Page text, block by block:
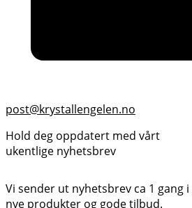
post@krystallengelen.no
Hold deg oppdatert med vårt
ukentlige nyhetsbrev
Vi sender ut nyhetsbrev ca 1 gang
nye produkter og gode tilbud.